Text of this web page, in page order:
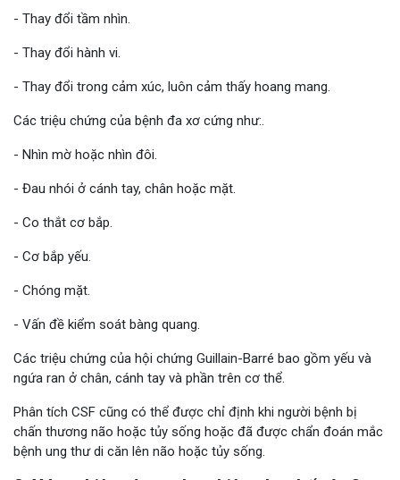
- Thay đổi tầm nhìn.
- Thay đổi hành vi.
- Thay đổi trong cảm xúc, luôn cảm thấy hoang mang.
Các triệu chứng của bệnh đa xơ cứng như:.
- Nhìn mờ hoặc nhìn đôi.
- Đau nhói ở cánh tay, chân hoặc mặt.
- Co thắt cơ bắp.
- Cơ bắp yếu.
- Chóng mặt.
- Vấn đề kiểm soát bàng quang.
Các triệu chứng của hội chứng Guillain-Barré bao gồm yếu và
ngứa ran ở chân, cánh tay và phần trên cơ thể.
Phân tích CSF cũng có thể được chỉ định khi người bệnh bị
chấn thương não hoặc tủy sống hoặc đã được chẩn đoán mắc
bệnh ung thư di căn lên não hoặc tủy sống.